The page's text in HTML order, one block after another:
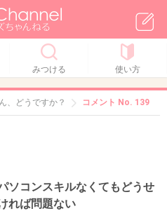
みつける 使い方
、どうですか？ コメント No. 139
ソコンスキルなくてもどうせ
れば問題ない